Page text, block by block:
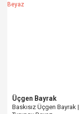
Üçgen Bayrak
Baskısız Üçgen Bayrak |